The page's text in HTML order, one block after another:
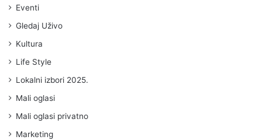
Eventi
Gledaj Uživo
Kultura
Life Style
Lokalni izbori 2025.
Mali oglasi
Mali oglasi privatno
Marketing